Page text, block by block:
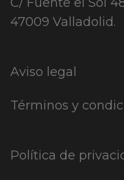
47009 Valladolid.
Aviso legal
Términos y
Política de